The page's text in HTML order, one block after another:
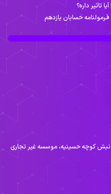
حسابان یازدهم
کوچه حسینیه، موسسه غیر تجاری